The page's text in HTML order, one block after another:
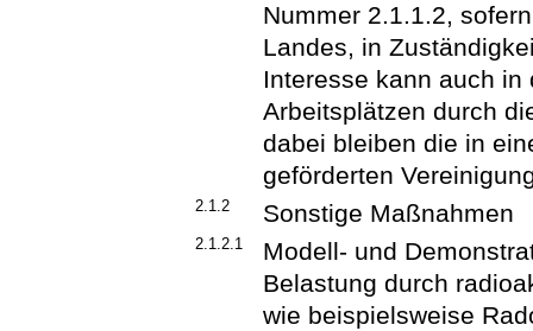
Nummer 2.1.1.2,
Landes, in
Interesse kann auch
Arbeitsplätzen durch
dabei bleiben die in
geförderten
2.1.2 Sonstige Maßnahmen
2.1.2.1
Modell- und
Belastung durch
wie beispielsweise